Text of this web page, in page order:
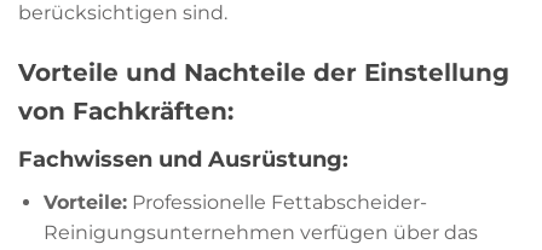
berücksichtigen sind.
Vorteile und Nachteile der Einstellung
von Fachkräften:
Fachwissen und Ausrüstung:
Vorteile:Professionelle Fettabscheider-
Reinigungsunternehmen verfügen über das